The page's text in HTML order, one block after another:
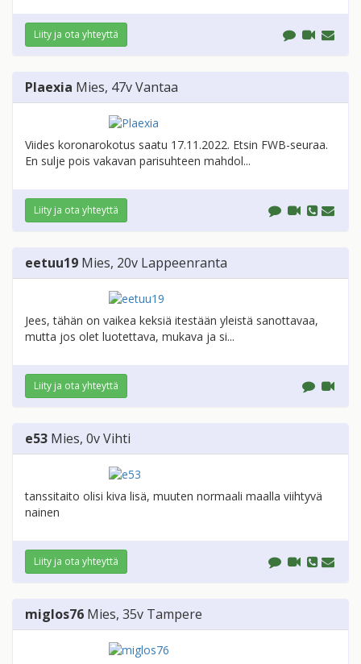
Liity ja ota yhteyttä
Plaexia Mies, 47vVantaa
Viides koronarokotus saatu 17.11.2022. Etsin FWB-seuraa.
En sulje pois vakavan parisuhteen mahdol...
Liity ja ota yhteyttä
eetuu19 Mies, 20v Lappeenranta
Jees, tähän on vaikea keksiä itestään yleistä sanottavaa,
mutta jos olet luotettava, mukava ja si...
Liity ja ota yhteyttä
e53 Mies, 0vVihti
tanssitaito olisi kiva lisä, muuten normaali maalla viihtyvä
nainen
Liity ja ota yhteyttä
miglos76 Mies, 35v Tampere